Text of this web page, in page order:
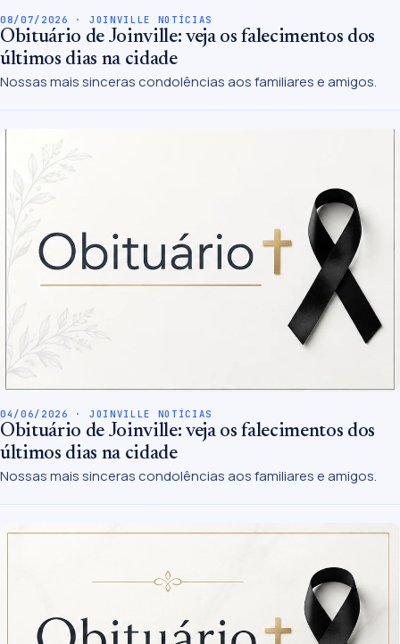
08/07/2026 · JOINVILLE NOTÍCIAS
Obituário de Joinville: veja os falecimentos dos
últimos dias na cidade
Nossas mais sinceras condolências aos familiares e amigos.
04/06/2026 · JOINVILLE NOTÍCIAS
Obituário de Joinville: veja os falecimentos dos
últimos dias na cidade
Nossas mais sinceras condolências aos familiares e amigos.